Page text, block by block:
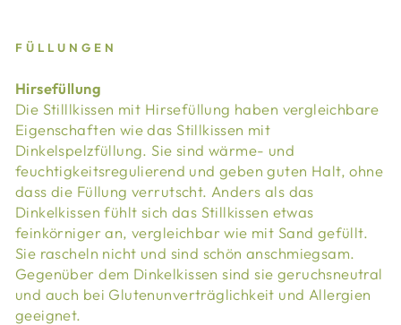
FÜLLUNGEN
Hirsefüllung
Die Stilllkissen mit Hirsefüllung haben vergleichbare
Eigenschaften wie das Stillkissen mit
Dinkelspelzfüllung. Sie sind wärme- und
feuchtigkeitsregulierend und geben guten Halt, ohne
dass die Füllung verrutscht. Anders als das
Dinkelkissen fühlt sich das Stillkissen etwas
feinkörniger an, vergleichbar wie mit Sand gefüllt.
Sie rascheln nicht und sind schön anschmiegsam.
Gegenüber dem Dinkelkissen sind sie geruchsneutral
und auch bei Glutenunverträglichkeit und Allergien
geeignet.